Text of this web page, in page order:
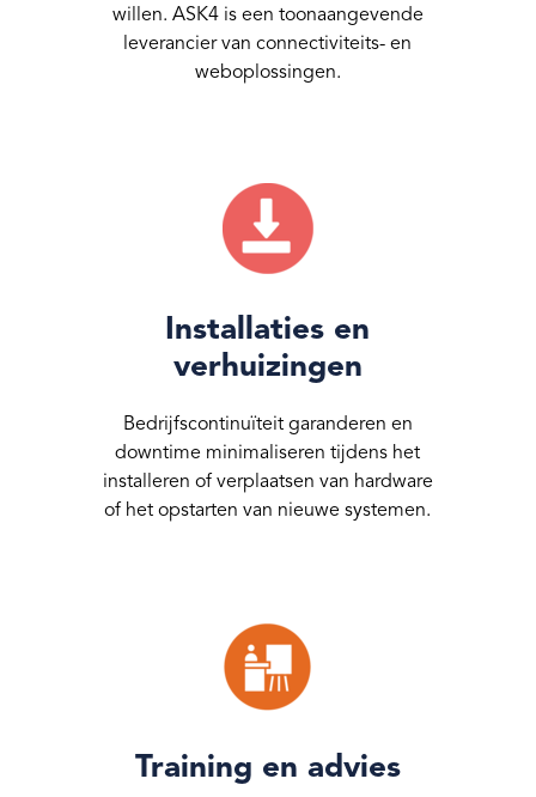
willen. ASK4 is een toonaangevende
leverancier van connectiviteits- en
weboplossingen.
Installaties en
verhuizingen
Bedrijfscontinuïteit garanderen en
downtime minimaliseren tijdens het
installeren of verplaatsen van hardware
of het opstarten van nieuwe systemen.
Training en advies